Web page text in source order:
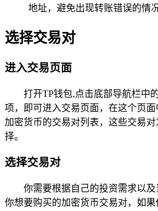
地址，避免出现转账错误的情况
选择交易对
进入交易页面
打开TP钱包,点击底部导航栏中
项，即可进入交易页面，在这个页
加密货币的交易对列表，这些交易
择。
选择交易对
你需要根据自己的投资需求以
你想要购买的加密货币交易对，如果